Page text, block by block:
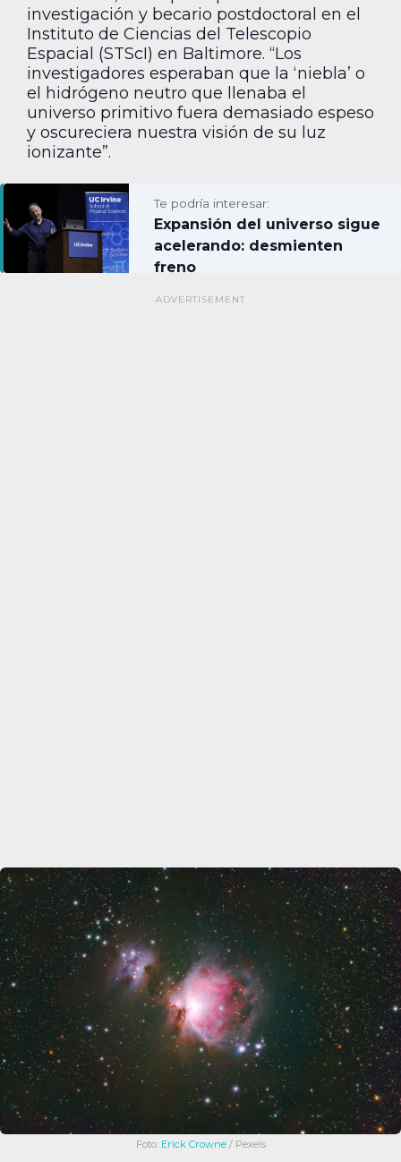
investigación y becario postdoctoral en el
Instituto de Ciencias del Telescopio
Espacial (STScI) en Baltimore. “Los
investigadores esperaban que la ‘niebla’ o
el hidrógeno neutro que llenaba el
universo primitivo fuera demasiado espeso
y oscureciera nuestra visión de su luz
ionizante”.
Te podría interesar:
Expansión del universo sigue
acelerando: desmienten
freno
Foto: Erick Crowne/ Pexels